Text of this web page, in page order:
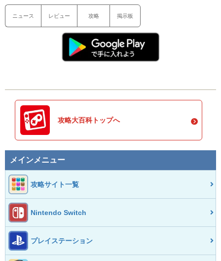
ニュース レビュー 攻略 掲示板
攻略大百科トップへ
メインメニュー
攻略サイト一覧
Nintendo Switch
プレイステーション